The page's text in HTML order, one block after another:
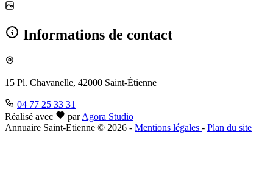
Informations de contact
15 Pl. Chavanelle, 42000 Saint-Étienne
04 77 25 33 31
Réalisé avec
par Agora Studio
Annuaire Saint-Etienne © 2026 - Mentions légales - Plan du site